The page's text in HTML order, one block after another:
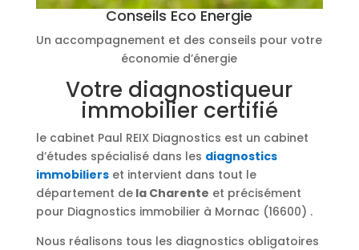
Conseils Eco Energie
Un accompagnement et des conseils pour votre
économie d’énergie
Votre diagnostiqueur
immobilier certifié
le cabinet Paul REIX Diagnostics est un cabinet
d’études spécialisé dans les diagnostics
immobilierset intervient dans tout le
département dela Charente et précisément
pour Diagnostics immobilier à Mornac (16600) .
Nous réalisons tous les diagnostics obligatoires